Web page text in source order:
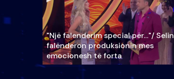
"Një falenderim special për…"/ Selin
falënderon produksionin mes
emocionesh të forta